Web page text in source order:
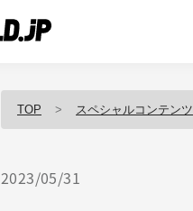
TOP スペシャルコンテンツ
2023/05/31